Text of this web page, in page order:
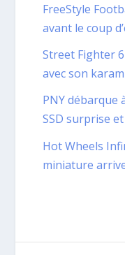
FreeStyle
avant le coup
Street Fighter
avec son
PNY débarque
SSD surprise
Hot Wheels
miniature